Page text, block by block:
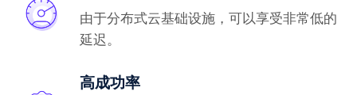
由于分布式云基础设施，可以享受非常低的
延迟。
高成功率